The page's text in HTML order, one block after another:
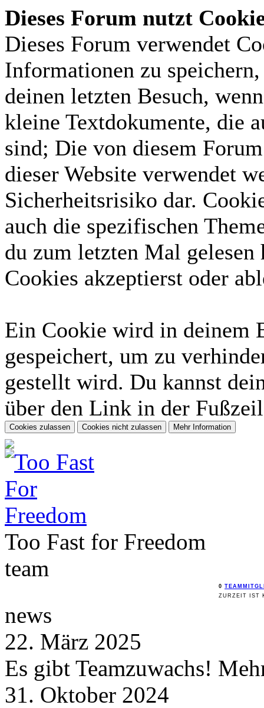
Dieses Forum nutzt
Dieses Forum verwendet
Informationen zu
deinen letzten Besuch,
kleine Textdokumente, die
sind; Die von diesem
dieser Website verwendet
Sicherheitsrisiko dar.
auch die spezifischen
du zum letzten Mal gelesen
Cookies akzeptierst oder
Ein Cookie wird in deinem
gespeichert, um zu
gestellt wird. Du kannst
über den Link in der
Too Fast for Freedom
team
0
ZURZEIT IST
news
22. März 2025
Es gibt Teamzuwachs!
31. Oktober 2024